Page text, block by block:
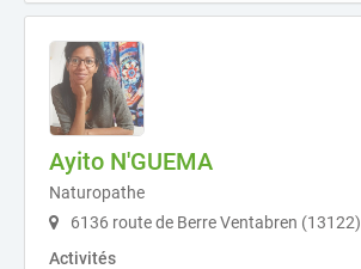
Ayito N'GUEMA
Naturopathe
6136 route de Berre Ventabren (13122)
Activités